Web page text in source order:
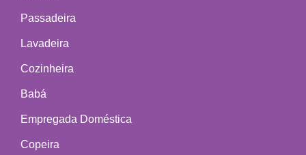
Passadeira
Lavadeira
Cozinheira
Babá
Empregada Doméstica
Copeira